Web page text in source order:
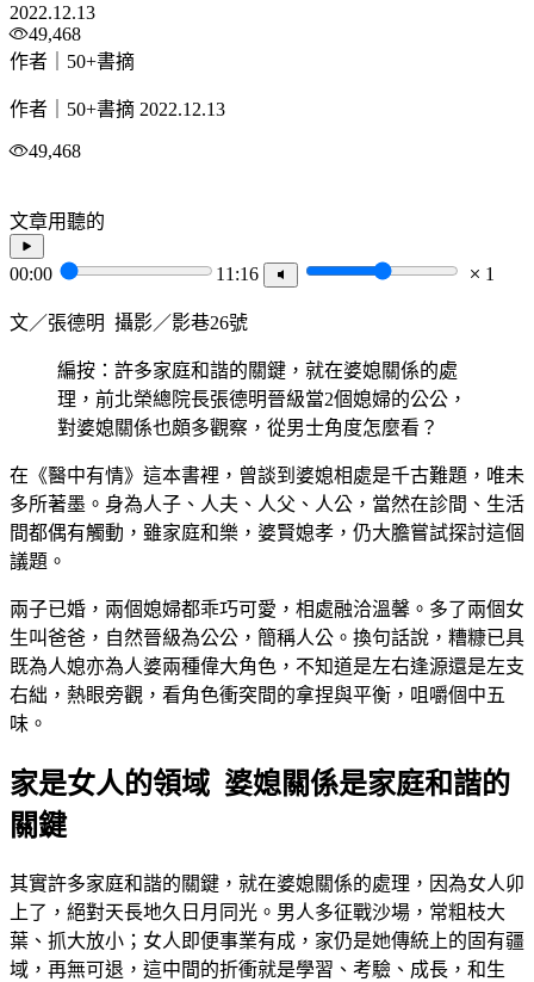
2022.12.13
49,468
作者｜50+書摘
作者｜50+書摘 2022.12.13
49,468
文章用聽的
00:00 11:16 1
文／張德明 攝影／影巷26號
編按：許多家庭和諧的關鍵，就在婆媳關係的處
理，前北榮總院長張德明晉級當2個媳婦的公公，
對婆媳關係也頗多觀察，從男士角度怎麼看？
在《醫中有情》這本書裡，曾談到婆媳相處是千古難題，唯未
多所著墨。身為人子、人夫、人父、人公，當然在診間、生活
間都偶有觸動，雖家庭和樂，婆賢媳孝，仍大膽嘗試探討這個
議題。
兩子已婚，兩個媳婦都乖巧可愛，相處融洽溫馨。多了兩個女
生叫爸爸，自然晉級為公公，簡稱人公。換句話說，糟糠已具
既為人媳亦為人婆兩種偉大角色，不知道是左右逢源還是左支
右絀，熱眼旁觀，看角色衝突間的拿捏與平衡，咀嚼個中五
味。
家是女人的領域 婆媳關係是家庭和諧的
關鍵
其實許多家庭和諧的關鍵，就在婆媳關係的處理，因為女人卯
上了，絕對天長地久日月同光。男人多征戰沙場，常粗枝大
葉、抓大放小；女人即便事業有成，家仍是她傳統上的固有疆
域，再無可退，這中間的折衝就是學習、考驗、成長，和生